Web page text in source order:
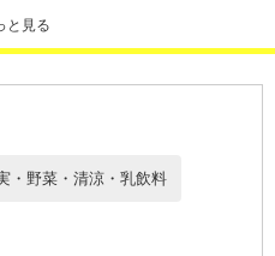
、ぶどうのほのかな甘みと豊潤な
た。
暑い時期でも飲みやすい味わい設
みの食感が楽しめます。
と見る
・野菜・清涼・乳飲料